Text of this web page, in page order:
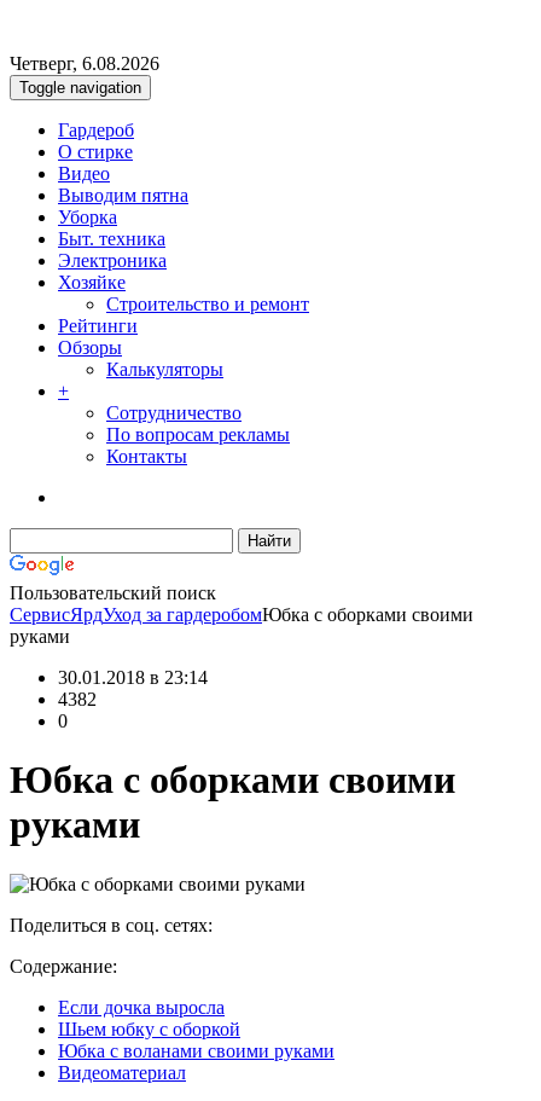
Четверг, 6.08.2026
Toggle navigation
Гардероб
О стирке
Видео
Выводим пятна
Уборка
Быт. техника
Электроника
Хозяйке
Строительство и ремонт
Рейтинги
Обзоры
Калькуляторы
+
Сотрудничество
По вопросам рекламы
Контакты
Пользовательский поиск
СервисЯрдУход за гардеробомЮбка с оборками своими
руками
30.01.2018 в 23:14
4382
0
Юбка с оборками своими
руками
Поделиться в соц. сетях:
Содержание:
Если дочка выросла
Шьем юбку с оборкой
Юбка с воланами своими руками
Видеоматериал